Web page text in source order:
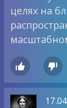
целях на
 